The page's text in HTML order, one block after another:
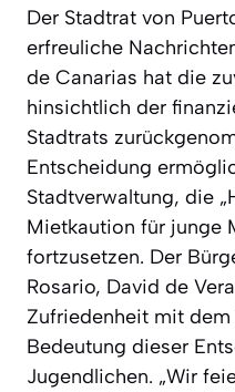
Der Stadtrat von
erfreuliche
de Canarias hat die
hinsichtlich der
Stadtrats
Entscheidung
Stadtverwaltung, die
Mietkaution für junge
fortzusetzen. Der
Rosario, David de
Zufriedenheit mit
Bedeutung dieser
Jugendlichen. „Wir